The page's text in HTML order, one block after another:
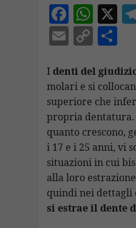
F
ac
e
b
o
o
k
W
h
at
s
A
p
p
X
E
ai
l
C
p
y
Li
n
k
C
n
di
vi
di
I denti del
molari e si
superiore che
propria dentatura.
quanto crescono,
i 17 e i 25 anni, vi
situazioni in cui
alla loro
quindi nei dettagli
si estrae il dente